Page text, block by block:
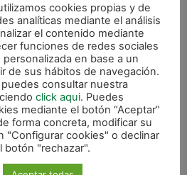
2015/2016
disputarán en Labastida
un viejo conocido por
Los alaveses
con un juego muy
su pista un fortín donde es
cookies propias y de
analíticas mediante el análisis
el contenido mediante
funciones de redes sociales
en base a un
de sus hábitos de navegación.
consultar nuestra
click aqui. Puedes
mediante el botón “Aceptar”
forma concreta, modificar su
"Configurar cookies" o declinar
botón "rechazar".